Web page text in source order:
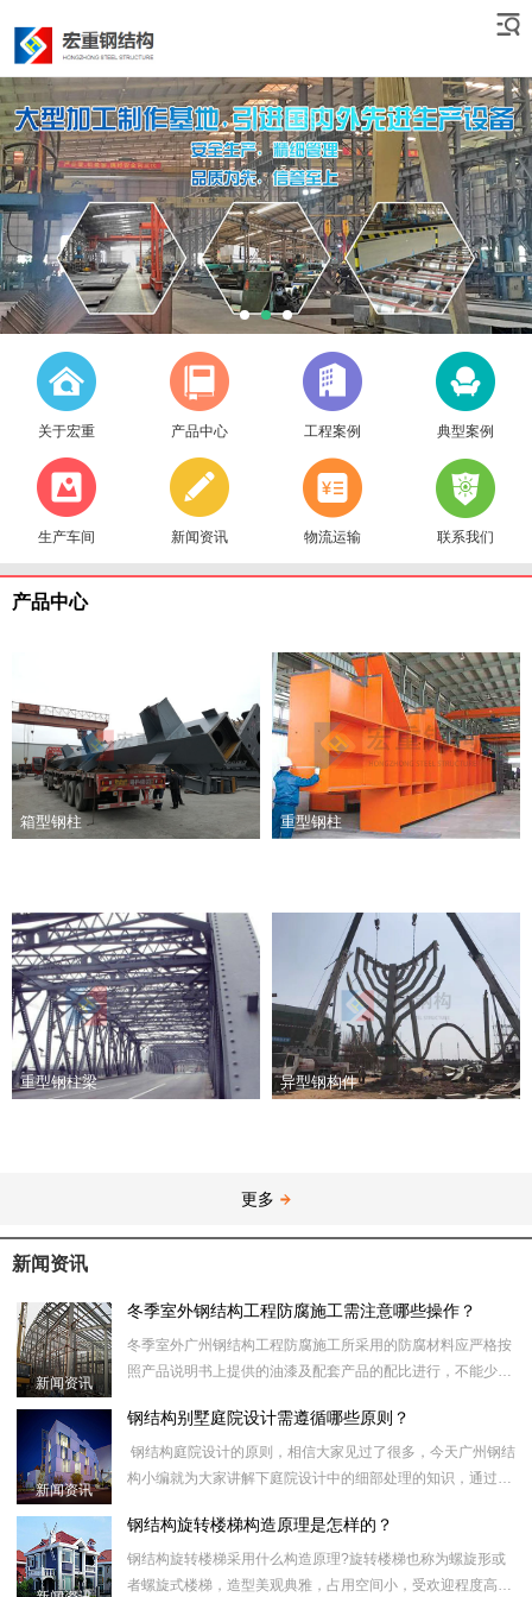
关于宏重 产品中心 工程案例 典型案例
生产车间 新闻资讯 物流运输 联系我们
产品中心
箱型钢柱 重型钢柱
重型钢柱梁 异型钢构件
更多
新闻资讯
新闻资讯
冬季室外钢结构工程防腐施工需注意哪些操作？
冬季室外广州钢结构工程防腐施工所采用的防腐材料应严格按
照产品说明书上提供的油漆及配套产品的配比进行，不能少加
时，应搅拌均匀
新闻资讯
钢结构别墅庭院设计需遵循哪些原则？
钢结构庭院设计的原则，相信大家见过了很多，今天广州钢结
构小编就为大家讲解下庭院设计中的细部处理的知识，通过这
经
钢结构旋转楼梯构造原理是怎样的？
钢结构旋转楼梯采用什么构造原理?旋转楼梯也称为螺旋形或
者螺旋式楼梯，造型美观典雅，占用空间小，受欢迎程度高。